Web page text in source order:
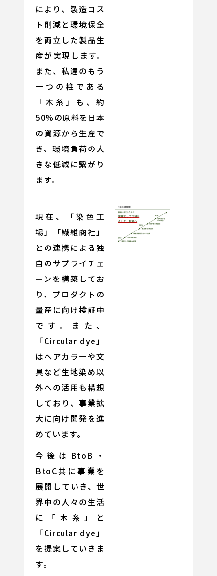
により、製造コス
ト削減と環境保全
を両立した製品生
産が実現します。
また、私達のもう
一つの柱である
「木糸」も、約
50%の原料を日本
の資源から生産で
き、環境負荷の大
きな低減に繋がり
ます。
現在、「染色工
場」「繊維商社」
との連携による独
自のサプライチェ
ーンを構築してお
り、プロダクトの
量産に向け検証中
です。また、
「Circular dye」
はヘアカラーや文
具など生地染め以
外への活用も構想
しており、事業拡
大に向け開発を進
めています。
今後はBtoB・
BtoC共に事業を
展開していき、世
界中の人々の生活
に「木糸」と
「Circular dye」
を提案していきま
す。